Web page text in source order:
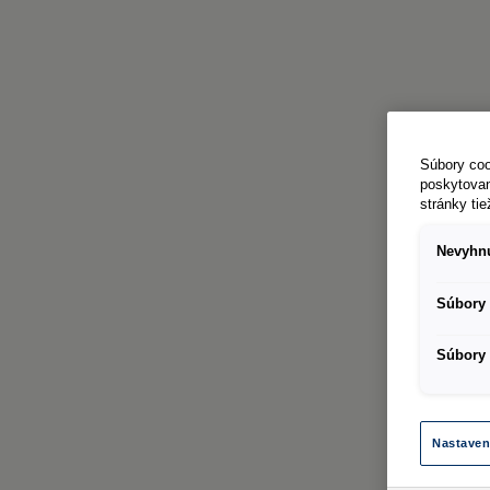
Súbory
stránky
Súbory
Súbory